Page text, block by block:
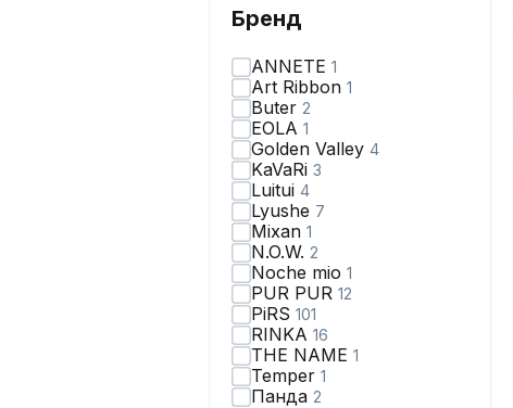
Бренд
ANNETE 1
Art Ribbon 1
Butеr 2
EOLA 1
Golden Valley 4
KaVaRi 3
Luitui 4
Lyushe 7
Mixan 1
N.O.W. 2
Noche mio 1
PUR PUR 12
PiRS 101
RINKA 16
THE NAME 1
Temper 1
Панда 2